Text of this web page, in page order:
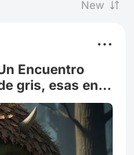
New
Encuentro
gris, esas en
de